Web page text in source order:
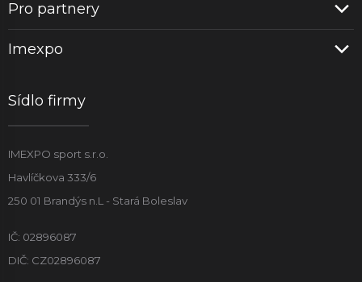
Pro partnery
Imexpo
Sídlo firmy
IMEXPO sport s.r.o.
Havlíčkova 333/6
250 01 Brandýs n.L - Stará Boleslav
IČ: 02896087
DIČ: CZ02896087